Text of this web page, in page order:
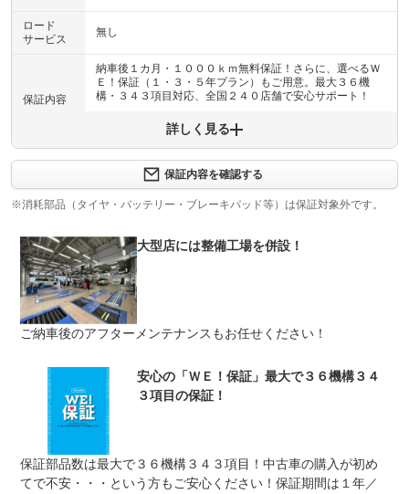
ロード
サービス
無し
保証内容
納車後１カ月・１０００ｋｍ無料保証！さらに、選べるＷ
Ｅ！保証（１・３・５年プラン）もご用意。最大３６機
構・３４３項目対応、全国２４０店舗で安心サポート！
保証内容について問い合わせる
納車後１ヶ月・１０００ｋｍ以内は３６機構・３４３項目
を保証いたします。詳しくは販売店までお問い合わせ下さ
い。
上限金額
車両本体価格
車両本体価格の５０％まで
免責金 無し
保証修理
全国のＷＥＣＡＲＳで修理受付可能です。詳細はスタッフ
法定整備
整備付 法定12ヶ月または法定24ヶ月点検整備付
※車検なし・車検整備付の場合は法定24ヶ月点検整備付
※商用車は6ヶ月または12ヶ月点検整備付
法定整備
について
ご契約からご納車までの間に法定点検を実施致します。支
払総額に整備代金が含まれ点検記録簿を発行致します。
詳しく見る
保証内容を確認する
※消耗部品（タイヤ・バッテリー・ブレーキパッド等）は保証対象外です。
大型店には整備工場を併設！
ご納車後のアフターメンテナンスもお任せください！
安心の「ＷＥ！保証」最大で３６機構３４
３項目の保証！
保証部品数は最大で３６機構３４３項目！中古車の購入が初め
てで不安・・・という方もご安心ください！保証期間は１年／